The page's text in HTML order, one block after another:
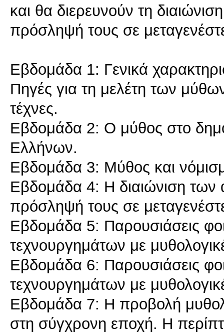
και θα διερευνούν τη
πρόσληψή τους σε
Εβδομάδα 1: Γενικά
Πηγές για τη μελέτη των
τέχνες.
Εβδομάδα 2: Ο μύθος στο
Ελλήνων.
Εβδομάδα 3: Μύθος και
Εβδομάδα 4: Η διαιώνιση των
πρόσληψή τους σε
Εβδομάδα 5: Παρουσιάσεις
τεχνουργημάτων με
Εβδομάδα 6: Παρουσιάσεις
τεχνουργημάτων με
Εβδομάδα 7: Η προβολή
στη σύγχρονη εποχή. Η